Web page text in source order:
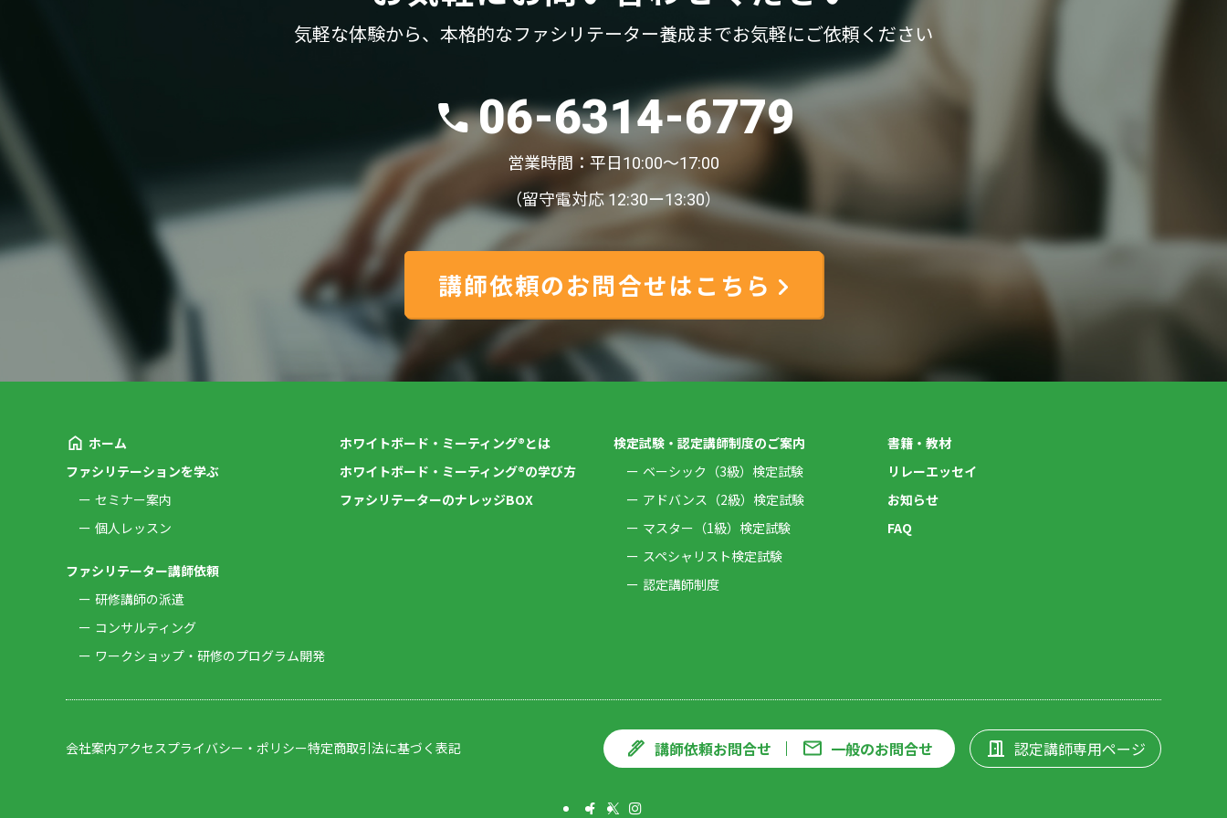
気軽な体験から、 本格的なファシリテーター養成までお気軽にご依頼ください
06-6314-6779
営業時間：平日10:00〜17:00
（留守電対応 12:30ー13:30）
講師依頼のお問合せはこちら
ホーム
ファシリテーションを学ぶ
セミナー案内
個人レッスン
ファシリテーター講師依頼
研修講師の派遣
コンサルティング
ワークショップ・研修のプログラム開発
ホワイトボード・ミーティング®とは
ホワイトボード・ミーティング®の学び方
ファシリテーターのナレッジBOX
検定試験・認定講師制度のご案内
ベーシック（3級）検定試験
アドバンス（2級）検定試験
マスター（1級）検定試験
スペシャリスト検定試験
認定講師制度
書籍・教材
リレーエッセイ
お知らせ
FAQ
会社案内アクセスプライバシー・ポリシー特定商取引法に基づく表記 講師依頼お問合せ 一般のお問合せ 認定講師専用ページ